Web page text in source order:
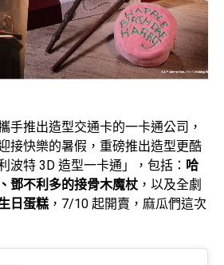
手推出造型交通卡的一卡通公司，
接快樂的暑假，重磅推出造型更酷
波特 3D 造型一卡通」，包括： 哈
鄧不利多的接骨木魔杖 ，以及全劇
日蛋糕 ，7/10 起開賣，麻瓜們這次